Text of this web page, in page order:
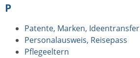
P
Patente, Marken, Ideentransfer
Personalausweis, Reisepass
Pflegeeltern